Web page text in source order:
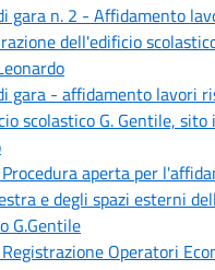
gara n. 2 - Affidamento
dell'edificio
gara - affidamento lavori
scolastico G. Gentile, sito
aperta per
e degli spazi esterni
G.Gentile
Operatori